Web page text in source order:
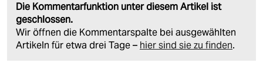
Die Kommentarfunktion unter diesem Artikel ist
geschlossen.
Wir öffnen die Kommentarspalte bei ausgewählten
Artikeln für etwa drei Tage – hier sind sie zu finden.